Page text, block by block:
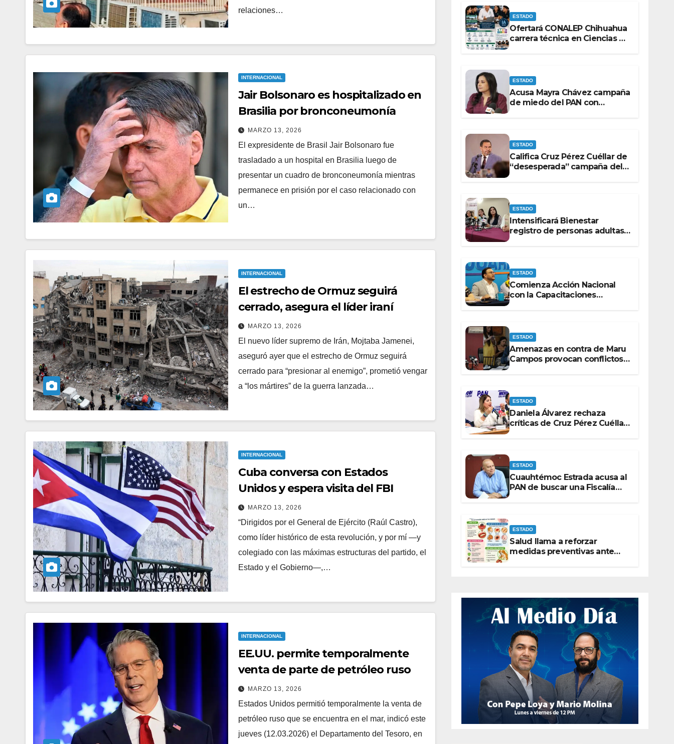
relaciones…
INTERNACIONAL
Jair Bolsonaro es hospitalizado en
Brasilia por bronconeumonía
MARZO 13, 2026
El expresidente de Brasil Jair Bolsonaro fue
trasladado a un hospital en Brasilia luego de
presentar un cuadro de bronconeumonía mientras
permanece en prisión por el caso relacionado con
un…
INTERNACIONAL
El estrecho de Ormuz seguirá
cerrado, asegura el líder iraní
MARZO 13, 2026
El nuevo líder supremo de Irán, Mojtaba Jamenei,
aseguró ayer que el estrecho de Ormuz seguirá
cerrado para “presionar al enemigo”, prometió vengar
a “los mártires” de la guerra lanzada…
INTERNACIONAL
Cuba conversa con Estados
Unidos y espera visita del FBI
MARZO 13, 2026
“Dirigidos por el General de Ejército (Raúl Castro),
como líder histórico de esta revolución, y por mí ―y
colegiado con las máximas estructuras del partido, el
Estado y el Gobierno―,…
INTERNACIONAL
EE.UU. permite temporalmente
venta de parte de petróleo ruso
MARZO 13, 2026
Estados Unidos permitió temporalmente la venta de
petróleo ruso que se encuentra en el mar, indicó este
jueves (12.03.2026) el Departamento del Tesoro, en
ESTADO
Ofertará CONALEP Chihuahua
carrera técnica en Ciencias de
ESTADO
Acusa Mayra Chávez campaña
de miedo del PAN con
ESTADO
Califica Cruz Pérez Cuéllar de
“desesperada” campaña del
ESTADO
Intensificará Bienestar
registro de personas adultas
ESTADO
Comienza Acción Nacional
con la Capacitaciones
ESTADO
Amenazas en contra de Maru
Campos provocan conflictos
ESTADO
Daniela Álvarez rechaza
críticas de Cruz Pérez Cuéllar
ESTADO
Cuauhtémoc Estrada acusa al
PAN de buscar una Fiscalía
ESTADO
Salud llama a reforzar
medidas preventivas ante